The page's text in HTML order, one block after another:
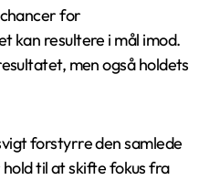
for
kan resultere i mål imod.
men også holdets
forstyrre den samlede
til at skifte fokus fra